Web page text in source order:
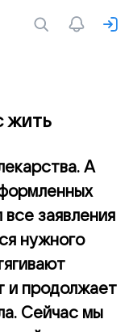
жить
А
заявления
нужного
и продолжает
Сейчас мы